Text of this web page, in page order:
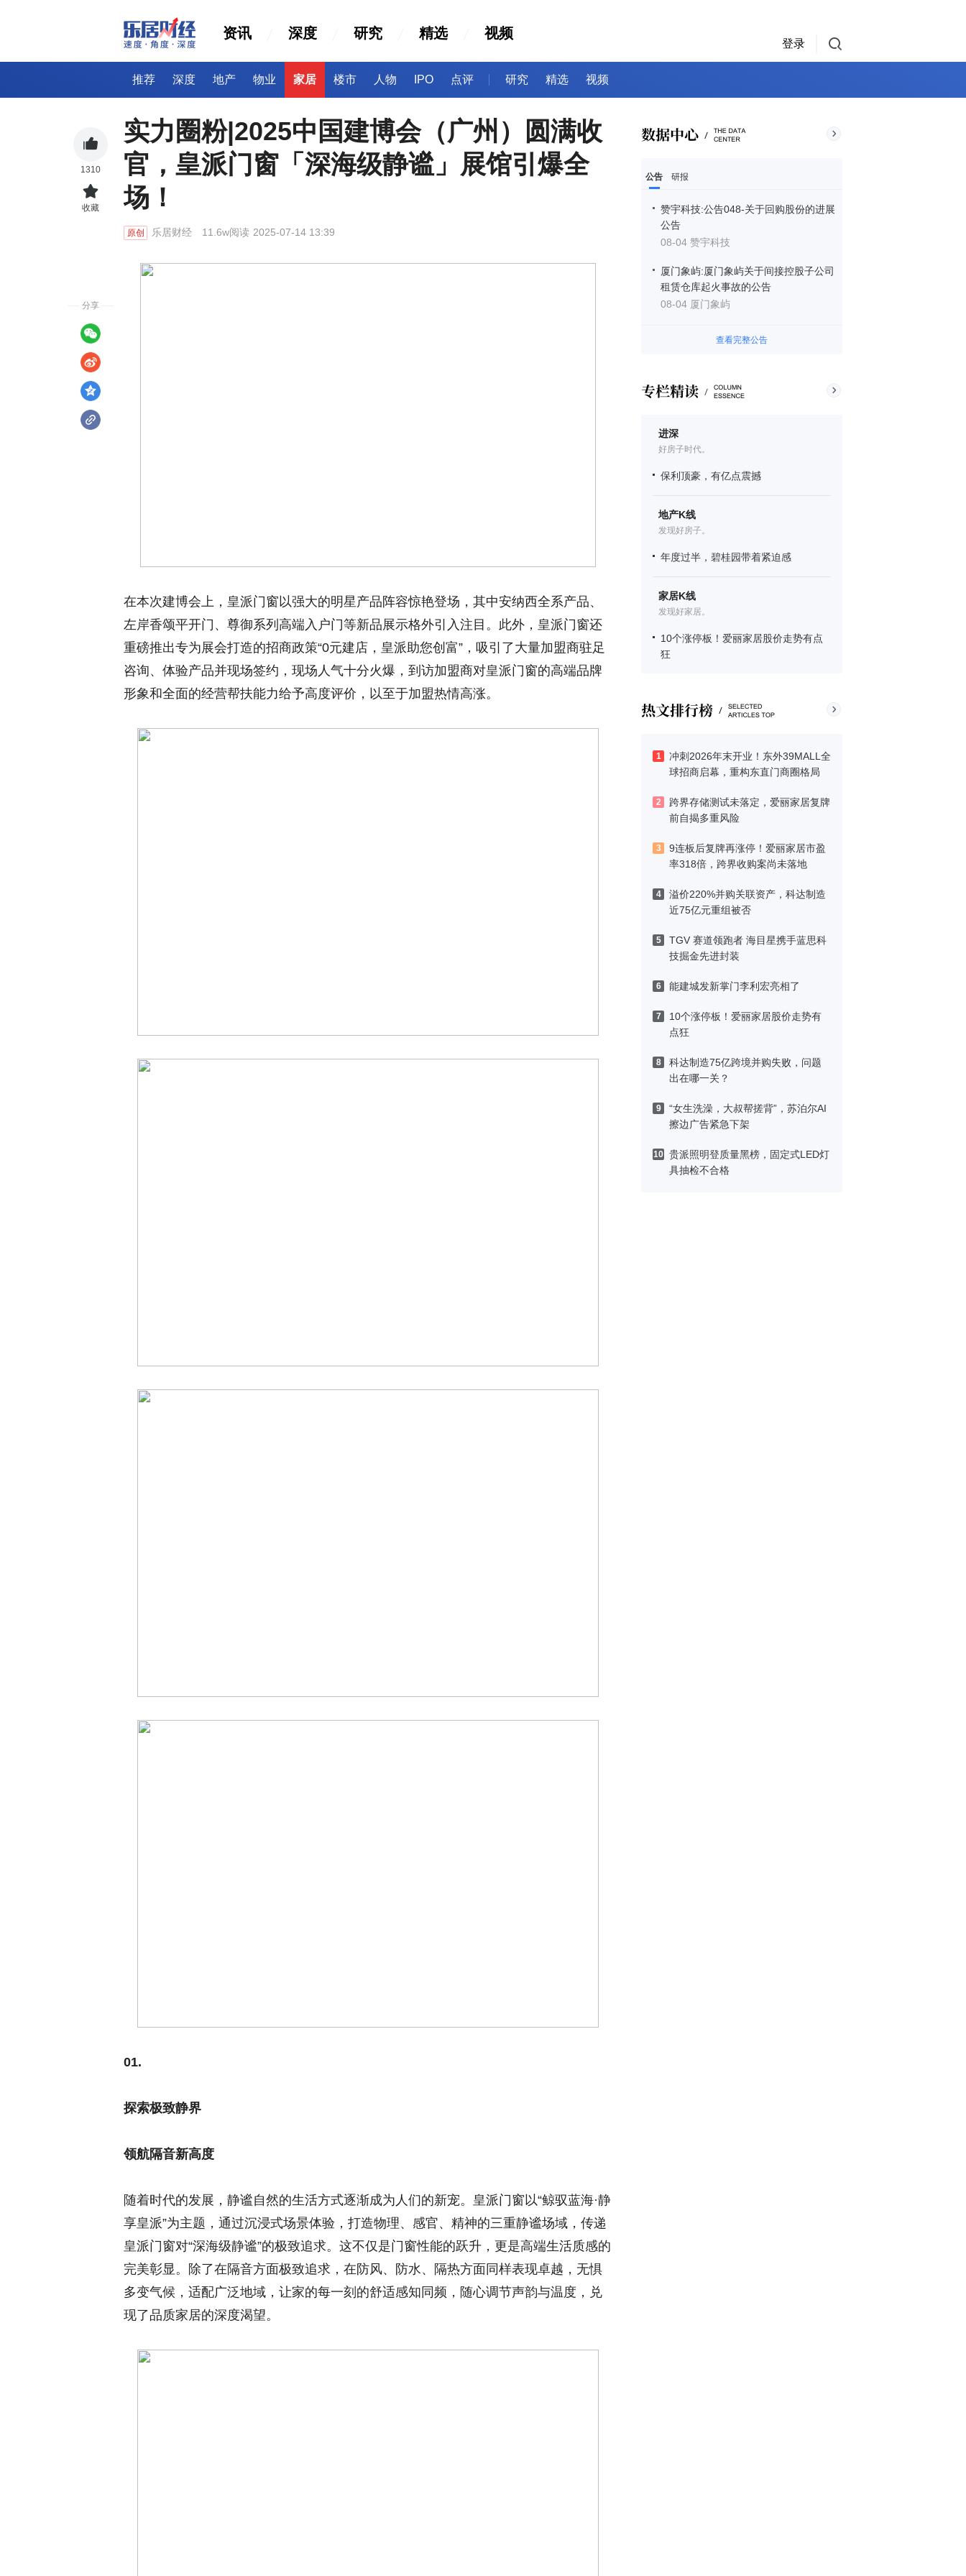
资讯 深度 研究 精选 视频
登录
推荐 深度 地产 物业 家居 楼市 人物 IPO 点评 研究 精选 视频
公告 研报
赞宇科技:公告048-关于回购股份的进展
公告
08-04 赞宇科技
厦门象屿:厦门象屿关于间接控股子公司
租赁仓库起火事故的公告
08-04 厦门象屿
查看完整公告
进深
好房子时代。
保利顶豪，有亿点震撼
地产K线
发现好房子。
年度过半，碧桂园带着紧迫感
家居K线
发现好家居。
10个涨停板！爱丽家居股价走势有点
狂
1
冲刺2026年末开业！东外39MALL全
球招商启幕，重构东直门商圈格局
2
跨界存储测试未落定，爱丽家居复牌
前自揭多重风险
3
9连板后复牌再涨停！爱丽家居市盈
率318倍，跨界收购案尚未落地
4
溢价220%并购关联资产，科达制造
近75亿元重组被否
5
TGV 赛道领跑者 海目星携手蓝思科
技掘金先进封装
6 能建城发新掌门李利宏亮相了
7
10个涨停板！爱丽家居股价走势有
点狂
8
科达制造75亿跨境并购失败，问题
出在哪一关？
9
“女生洗澡，大叔帮搓背”，苏泊尔AI
擦边广告紧急下架
10 贵派照明登质量黑榜，固定式LED灯
具抽检不合格
实力圈粉|2025中国建博会（广州）圆满收
官，皇派门窗「深海级静谧」展馆引爆全
场！
原创 乐居财经 11.6w阅读 2025-07-14 13:39
在本次建博会上，皇派门窗以强大的明星产品阵容惊艳登场，其中安纳西全系产品、
左岸香颂平开门、尊御系列高端入户门等新品展示格外引入注目。此外，皇派门窗还
重磅推出专为展会打造的招商政策“0元建店，皇派助您创富”，吸引了大量加盟商驻足
咨询、体验产品并现场签约，现场人气十分火爆，到访加盟商对皇派门窗的高端品牌
形象和全面的经营帮扶能力给予高度评价，以至于加盟热情高涨。
01.
探索极致静界
领航隔音新高度
随着时代的发展，静谧自然的生活方式逐渐成为人们的新宠。皇派门窗以“鲸驭蓝海·静
享皇派”为主题，通过沉浸式场景体验，打造物理、感官、精神的三重静谧场域，传递
皇派门窗对“深海级静谧”的极致追求。这不仅是门窗性能的跃升，更是高端生活质感的
完美彰显。除了在隔音方面极致追求，在防风、防水、隔热方面同样表现卓越，无惧
多变气候，适配广泛地域，让家的每一刻的舒适感知同频，随心调节声韵与温度，兑
现了品质家居的深度渴望。
1310
收藏
分享